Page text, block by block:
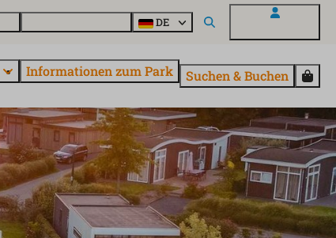
DE
Informationen zum Park Suchen & Buchen